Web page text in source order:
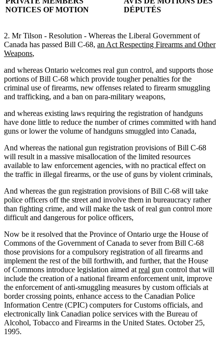
NOTICES OF MOTION
DÉPUTÉS
2. Mr Tilson - Resolution - Whereas the Liberal Government of
Canada has passed Bill C-68, an Act Respecting Firearms and Other
Weapons,
and whereas Ontario welcomes real gun control, and supports those
portions of Bill C-68 which provide tougher penalties for the
criminal use of firearms, new offenses related to firearm smuggling
and trafficking, and a ban on para-military weapons,
and whereas existing laws requiring the registration of handguns
have done little to reduce the number of crimes committed with hand
guns or lower the volume of handguns smuggled into Canada,
And whereas the national gun registration provisions of Bill C-68
will result in a massive misallocation of the limited resources
available to law enforcement agencies, with no practical effect on
the traffic in illegal firearms, or the use of guns by violent criminals,
And whereas the gun registration provisions of Bill C-68 will take
police officers off the street and involve them in bureaucracy rather
than fighting crime, and will make the task of real gun control more
difficult and dangerous for police officers,
Now be it resolved that the Province of Ontario urge the House of
Commons of the Government of Canada to sever from Bill C-68
those provisions for a compulsory registration of all firearms and
implement the rest of the bill forthwith, and further, that the House
of Commons introduce legislation aimed at real gun control that will
include the creation of a national firearm enforcement unit, improve
the enforcement of anti-smuggling measures by custom officials at
border crossing points, enhance access to the Canadian Police
Information Centre (CPIC) computers for Customs officials, and
electronically link Canadian police services with the Bureau of
Alcohol, Tobacco and Firearms in the United States. October 25,
1995.